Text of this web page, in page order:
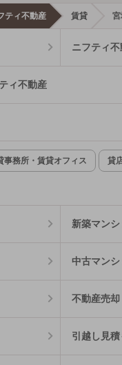
ティ不動産 賃貸
ニフティ不
ィ不動産
事務所・賃貸オフィス 貸
新築マンシ
中古マンシ
不動産売却
引越し見積